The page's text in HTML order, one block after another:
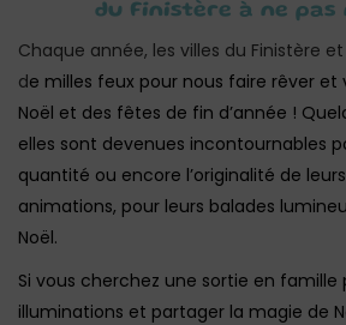
du Finistère à ne pas
Chaque année, les villes du Finistère
de milles feux pour nous faire rêver et
Noël et des fêtes de fin d’année !
elles sont devenues incontournables
quantité ou encore l’originalité de
animations, pour leurs balades
Noël.
Si vous cherchez une sortie en famille
illuminations et partager la magie de